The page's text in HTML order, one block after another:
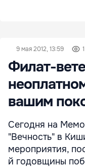
9 мая 2012, 13:59
Филат-
вашим
Сегодня на
"Вечность" в
мероприятия,
й годовщины